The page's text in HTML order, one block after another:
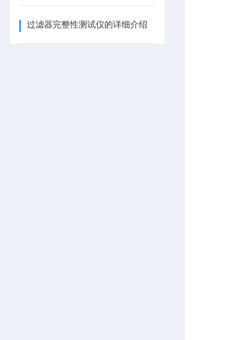
过滤器完整性测试仪的详细介绍